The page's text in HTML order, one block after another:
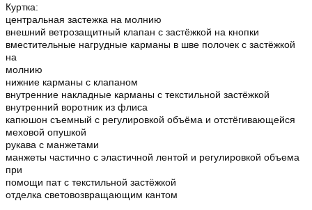
Куртка:
центральная застежка на молнию
внешний ветрозащитный клапан с застёжкой на кнопки
вместительные нагрудные карманы в шве полочек с застёжкой
на
молнию
нижние карманы с клапаном
внутренние накладные карманы с текстильной застёжкой
внутренний воротник из флиса
капюшон съемный с регулировкой объёма и отстёгивающейся
меховой опушкой
рукава с манжетами
манжеты частично с эластичной лентой и регулировкой объема
при
помощи пат с текстильной застёжкой
отделка световозвращающим кантом